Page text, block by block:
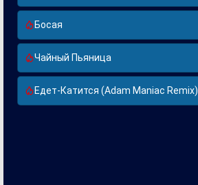
Босая
Чайный Пьяница
Едет-Катится (Adam Maniac Remix)